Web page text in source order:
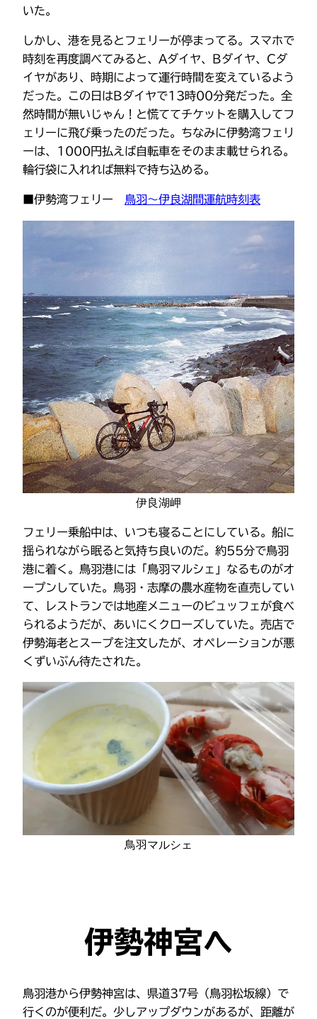
いた。
しかし、港を見るとフェリーが停まってる。スマホで
時刻を再度調べてみると、Aダイヤ、Bダイヤ、Cダ
イヤがあり、時期によって運行時間を変えているよう
だった。この日はBダイヤで13時00分発だった。全
然時間が無いじゃん！と慌ててチケットを購入してフ
ェリーに飛び乗ったのだった。ちなみに伊勢湾フェリ
ーは、1000円払えば自転車をそのまま載せられる。
輪行袋に入れれば無料で持ち込める。
■伊勢湾フェリー 鳥羽～伊良湖間運航時刻表
伊良湖岬
フェリー乗船中は、いつも寝ることにしている。船に
揺られながら眠ると気持ち良いのだ。約55分で鳥羽
港に着く。鳥羽港には「鳥羽マルシェ」なるものがオ
ープンしていた。鳥羽・志摩の農水産物を直売してい
て、レストランでは地産メニューのビュッフェが食べ
られるようだが、あいにくクローズしていた。売店で
伊勢海老とスープを注文したが、オペレーションが悪
くずいぶん待たされた。
鳥羽マルシェ
伊勢神宮へ
鳥羽港から伊勢神宮は、県道37号（鳥羽松坂線）で
行くのが便利だ。少しアップダウンがあるが、距離が